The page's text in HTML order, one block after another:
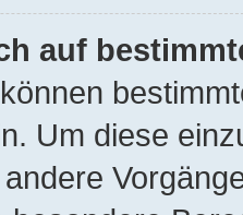
auf
Um diese